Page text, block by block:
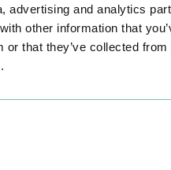
advertising and analytics
other information that
or that they’ve collected
Obstetrícia é dedicado à
consultas e exames que
diversas patologias, assim como o
gravidez.